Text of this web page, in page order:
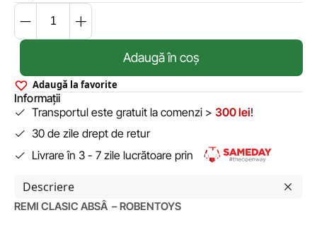
Adaugă în coș
Adaugă la favorite
Informații
Transportul este gratuit la comenzi > 300 lei!
30 de zile drept de retur
Livrare în 3 - 7 zile lucrătoare prin
Descriere
REMI CLASIC ABSÂ – ROBENTOYS